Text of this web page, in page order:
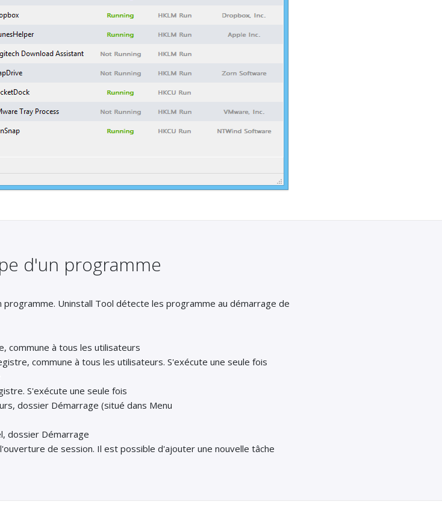
d'un programme
Uninstall Tool détecte les programme au démarrage de
commune à tous les utilisateurs
commune à tous les utilisateurs. S'exécute une seule fois
S'exécute une seule fois
dossier Démarrage (situé dans Menu
dossier Démarrage
de session. Il est possible d'ajouter une nouvelle tâche